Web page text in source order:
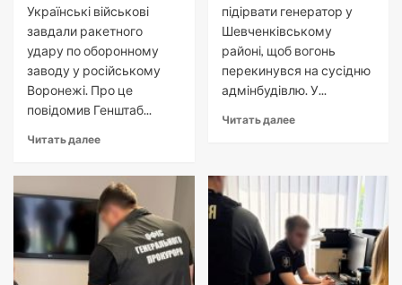
Українські військові
завдали ракетного
удару по оборонному
заводу у російському
Воронежі. Про це
повідомив Генштаб...
Читать далее
підірвати генератор у
Шевченківському
районі, щоб вогонь
перекинувся на сусідню
адмінбудівлю. У...
Читать далее